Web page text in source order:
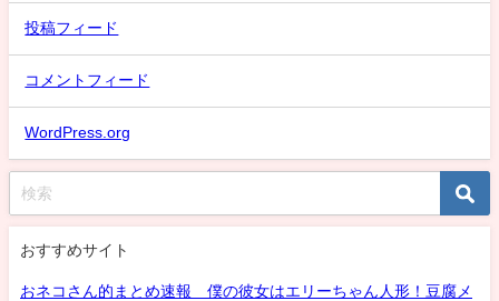
投稿フィード
コメントフィード
WordPress.org
おすすめサイト
おネコさん的まとめ速報 僕の彼女はエリーちゃん人形！豆腐メ